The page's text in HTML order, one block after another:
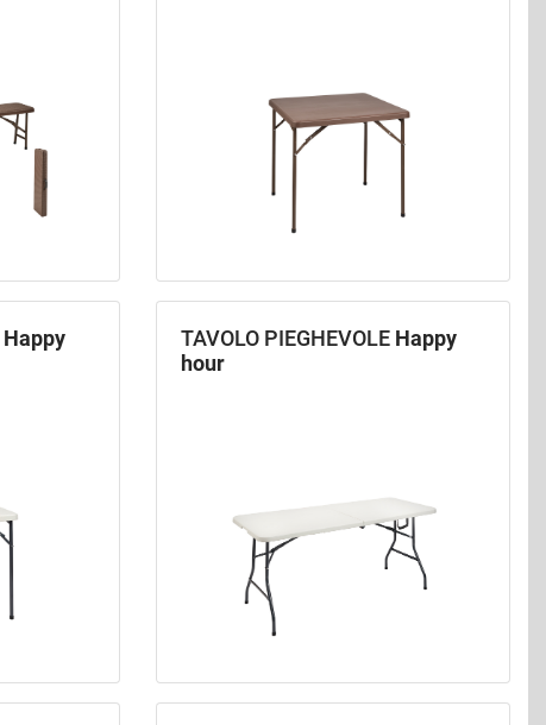
Happy
TAVOLO PIEGHEVOLE Happy
hour